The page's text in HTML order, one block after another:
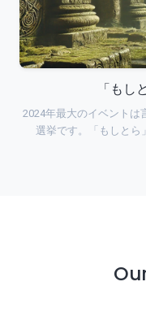
「もし
2024年最大のイベントは
選挙です。「もしとら